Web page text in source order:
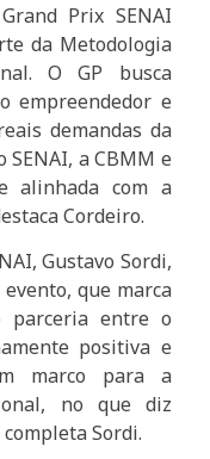
Prix SENAI
da Metodologia
O GP busca
empreendedor e
demandas da
SENAI, a CBMM e
alinhada com a
Cordeiro.
Gustavo Sordi,
que marca
parceria entre o
positiva e
marco para a
no que diz
Sordi.